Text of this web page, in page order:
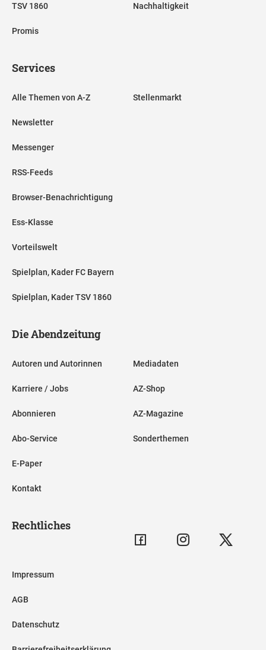
TSV 1860
Promis
Nachhaltigkeit
Services
Alle Themen von A-Z
Newsletter
Messenger
RSS-Feeds
Browser-Benachrichtigung
Ess-Klasse
Vorteilswelt
Spielplan, Kader FC Bayern
Spielplan, Kader TSV 1860
Stellenmarkt
Die Abendzeitung
Autoren und Autorinnen
Karriere / Jobs
Abonnieren
Abo-Service
E-Paper
Kontakt
Mediadaten
AZ-Shop
AZ-Magazine
Sonderthemen
Rechtliches
Impressum
AGB
Datenschutz